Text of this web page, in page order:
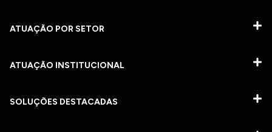
ATUAÇÃO POR SETOR
ATUAÇÃO INSTITUCIONAL
SOLUÇÕES DESTACADAS